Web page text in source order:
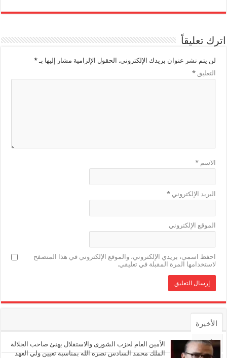
اترك تعليقاً
لن يتم نشر عنوان بريدك الإلكتروني. الحقول الإلزامية مشار إليها بـ*
التعليق*
الاسم*
البريد الإلكتروني*
الموقع الإلكتروني
احفظ اسمي، بريدي الإلكتروني، والموقع الإلكتروني في هذا المتصفح
لاستخدامها المرة المقبلة في تعليقي.
الأخيرة
الأشهر
الأمين العام لحزب الشورى والاستقلال يهنئ صاحب الجلالة
الملك محمد السادس نصره الله بمناسبة تعيين ولي العهد